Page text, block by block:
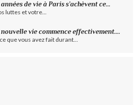
de vie à Paris s’achèvent ce...
luttes et votre...
nouvelle vie commence effectivement....
que vous avez fait durant...